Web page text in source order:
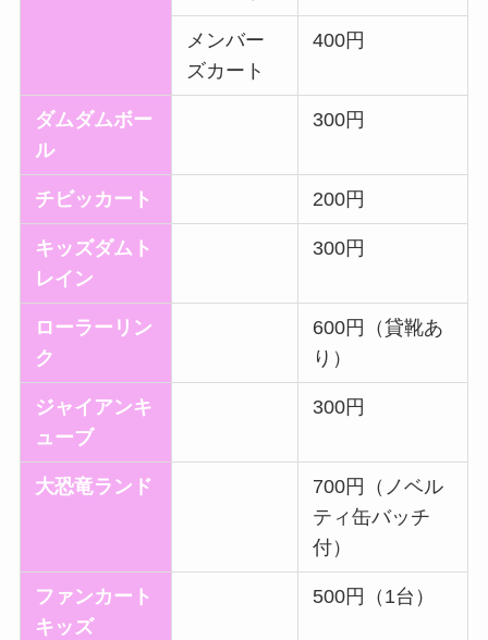
メンバー
ズカート
400円
ダムダムボー
ル
300円
チビッカート 200円
キッズダムト
レイン
300円
ローラーリン
ク
600円（貸靴あ
り）
ジャイアンキ
ューブ
300円
大恐竜ランド
700円（ノベル
ティ缶バッチ
付）
ファンカート
キッズ
500円（1台）